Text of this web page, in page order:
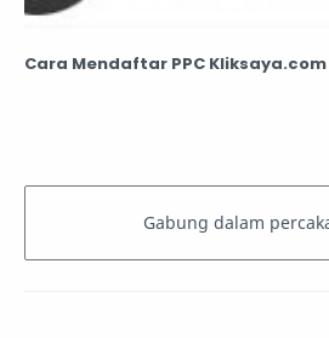
Cara Mendaftar PPC Kliksaya.com